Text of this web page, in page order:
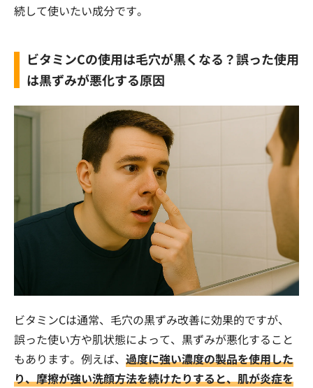
続して使いたい成分です。
ビタミンCの使用は毛穴が黒くなる？誤った使用
は黒ずみが悪化する原因
ビタミンCは通常、毛穴の黒ずみ改善に効果的ですが、
誤った使い方や肌状態によって、黒ずみが悪化すること
もあります。例えば、 過度に強い濃度の製品を使用した
り、摩擦が強い洗顔方法を続けたりすると、肌が炎症を